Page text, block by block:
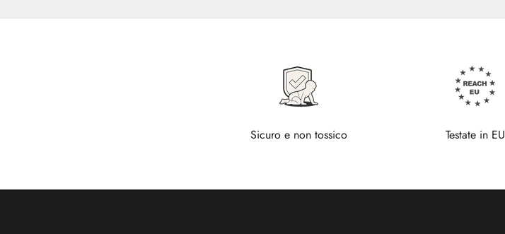
Sicuro e non tossico Testate in EU